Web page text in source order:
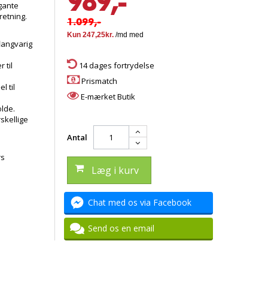
til
til
1.099,-
14 dages fortrydelse
Prismatch
E-mærket Butik
Antal
Læg i kurv
Chat med os via Facebook
Send os en email